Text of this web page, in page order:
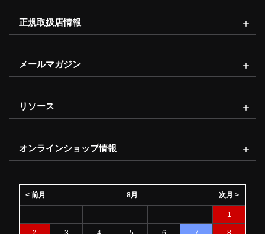
正規取扱店情報
メールマガジン
リソース
オンラインショップ情報
8月
< 前月 次月 >
1